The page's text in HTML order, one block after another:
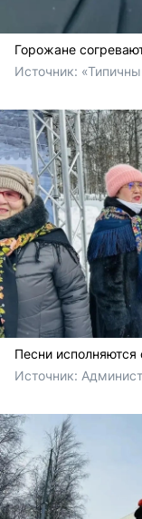
Горожане
Источник:
Песни
Источник: